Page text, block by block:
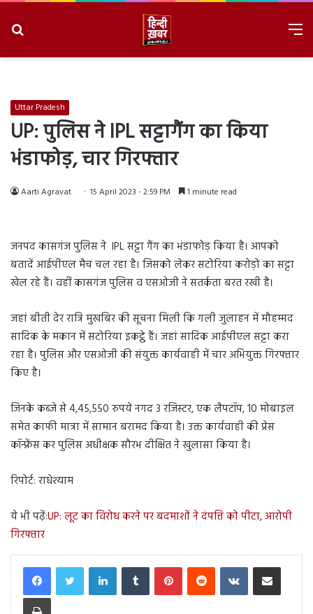
Uttar Pradesh
UP: पुलिस ने IPL सट्टागैंग का किया
भंडाफोड़, चार गिरफ्तार
Aarti Agravat 15 April 2023 - 2:59 PM 1 minute read
जनपद कासगंज पुलिस ने IPL सट्टा गैंग का भंडाफोड़ किया है। आपको
बतादें आईपीएल मैच चल रहा है। जिसको लेकर सटोरिया करोड़ो का सट्टा
खेल रहे हैं। वहीं कासगंज पुलिस व एसओजी ने सतर्कता बरत रखी है।
जहां बीती देर रात्रि मुखबिर की सूचना मिली कि गली जुलाहन में मौहम्मद
सादिक के मकान में सटोरिया इकट्ठे हैं। जहां सादिक आईपीएल सट्टा करा
रहा है। पुलिस और एसओजी की संयुक्त कार्यवाही में चार अभियुक्त गिरफ्तार
किए है।
जिनके कब्जे से 4,45,550 रुपये नगद 3 रजिस्टर, एक लैपटॉप, 10 मोबाइल
समेत काफी मात्रा में सामान बरामद किया है। उक्त कार्यवाही की प्रेस
कॉन्फ्रेंस कर पुलिस अधीक्षक सौरभ दीक्षित ने खुलासा किया है।
रिपोर्ट: राधेश्याम
ये भी पढ़ें:UP: लूट का विरोध करने पर बदमाशों ने दंपत्ति को पीटा, आरोपी
गिरफ्तार
LinkedInTumblr PinterestReddit VKontakteShare via Email
Print